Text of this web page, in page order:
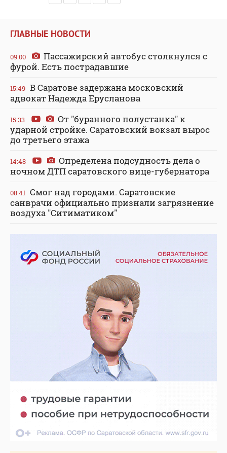
ГЛАВНЫЕ НОВОСТИ
09:00
Пассажирский автобус столкнулся с
фурой. Есть пострадавшие
15:49 В Саратове задержана московский
адвокат Надежда Ерусланова
15:33
От "буранного полустанка" к
ударной стройке. Саратовский вокзал вырос
до третьего этажа
14:48
Определена подсудность дела о
ночном ДТП саратовского вице-губернатора
08:41 Смог над городами. Саратовские
санврачи официально признали загрязнение
воздуха "Ситиматиком"